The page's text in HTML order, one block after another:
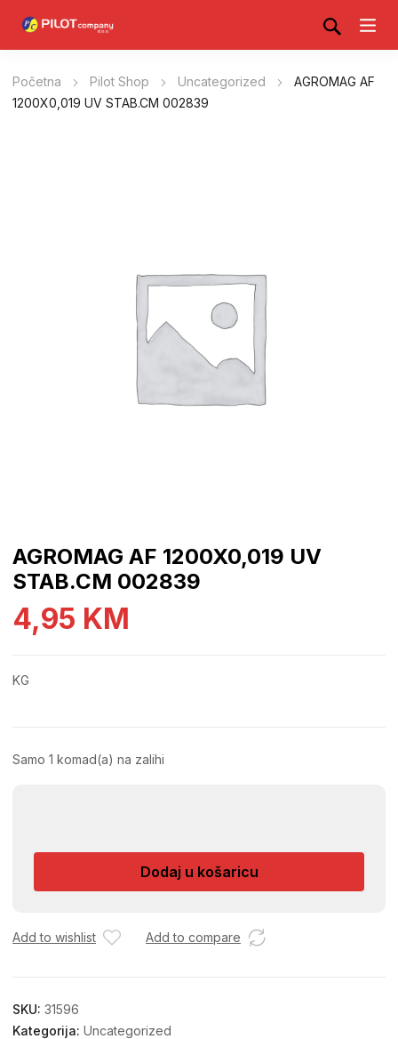
Početna Pilot Shop Uncategorized
AGROMAG AF
1200X0,019 UV STAB.CM 002839
AGROMAG AF 1200X0,019 UV
STAB.CM 002839
4,95 KM
KG
Samo 1 komad(a) na zalihi
1200X0,019
STAB.CM
količina
Dodaj u košaricu
Add to wishlist Add to compare
SKU: 31596
Kategorija: Uncategorized